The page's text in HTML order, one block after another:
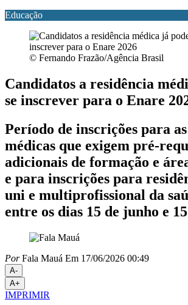
Educação
© Fernando Frazão/Agência Brasil
Candidatos a residência
se inscrever para o Enare
Período de inscrições para
médicas que exigem pré-
adicionais de formação e
e para inscrições para
uni e multiprofissional da
entre os dias 15 de junho e
PorFala Mauá Em 17/06/2026 00:49
A-
A+
IMPRIMIR